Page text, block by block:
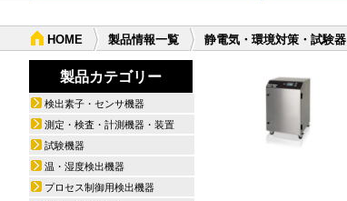
HOME 製品情報一覧 静電気・環境対策・試験器
製品カテゴリー
検出素子・センサ機器
測定・検査・計測機器・装置
試験機器
温・湿度検出機器
プロセス制御用検出機器